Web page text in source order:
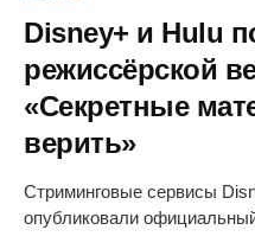
Disney+ и Hulu
режиссёрской
«Секретные
верить»
Стриминговые сервисы
опубликовали